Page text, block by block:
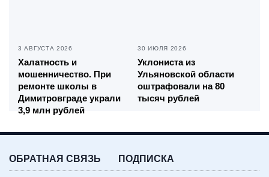
3 АВГУСТА 2026
Халатность и
мошенничество. При
ремонте школы в
Димитровграде украли
3,9 млн рублей
30 ИЮЛЯ 2026
Уклониста из
Ульяновской области
оштрафовали на 80
тысяч рублей
ОБРАТНАЯ СВЯЗЬ ПОДПИСКА